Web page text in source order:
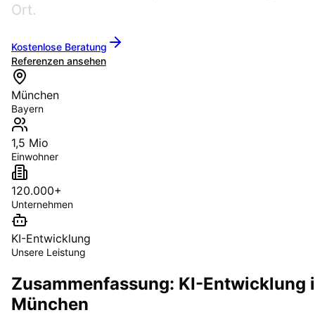
Ort.
Kostenlose Beratung
Referenzen ansehen
München
Bayern
1,5 Mio
Einwohner
120.000+
Unternehmen
KI-Entwicklung
Unsere Leistung
Zusammenfassung: KI-Entwicklung
München